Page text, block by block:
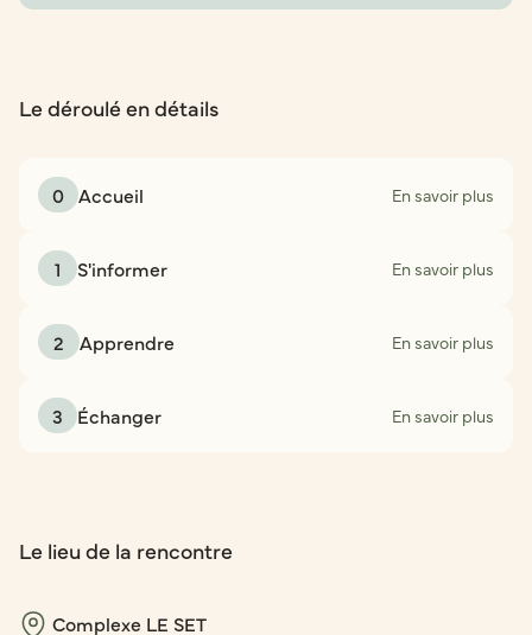
Le déroulé en détails
0 Accueil En savoir plus
1 S'informer En savoir plus
2 Apprendre En savoir plus
3 Échanger En savoir plus
Le lieu de la rencontre
Complexe LE SET